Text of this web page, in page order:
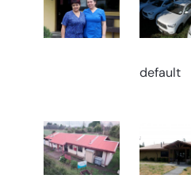
default